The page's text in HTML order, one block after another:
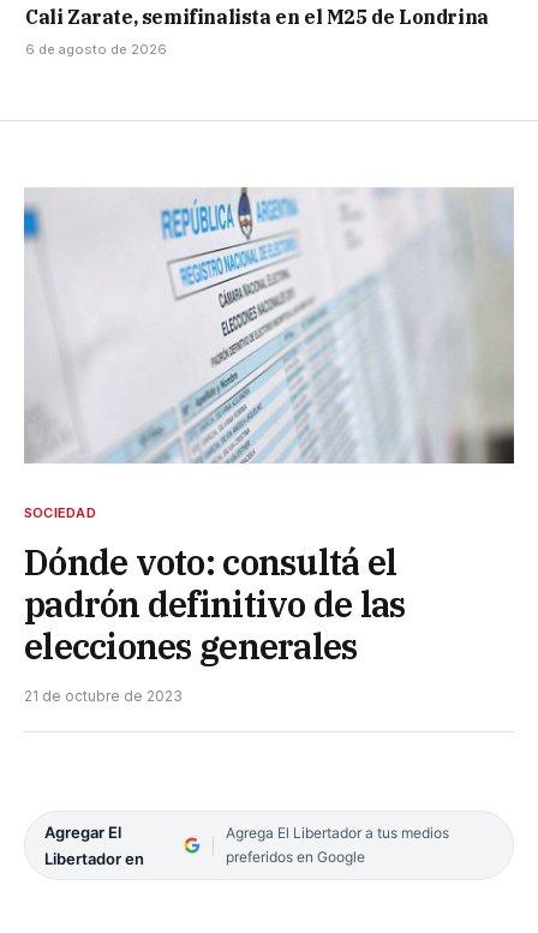
Cali Zarate, semifinalista en el M25 de Londrina
6 de agosto de 2026
SOCIEDAD
Dónde voto: consultá el
padrón definitivo de las
elecciones generales
21 de octubre de 2023
Agregar El
Libertador en
Agrega El Libertador a tus medios
preferidos en Google